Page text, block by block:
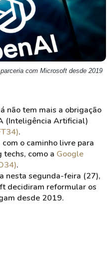
com Microsoft desde 2019
não tem mais a obrigação
(Inteligência Artificial)
.
com o caminho livre para
techs, como a Google
.
nesta segunda-feira (27),
decidiram reformular os
desde 2019.